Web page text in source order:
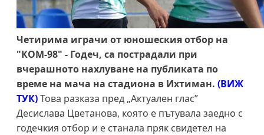
Четирима играчи от юношеския отбор на
"КОМ-98" - Годеч, са пострадали при
вчерашното нахлуване на публиката по
време на мача на стадиона в Ихтиман. (ВИЖ
ТУК)Това разказа пред „Актуален глас”
Десислава Цветанова, която е пътувала заедно с
годечкия отбор и е станала пряк свидетел на